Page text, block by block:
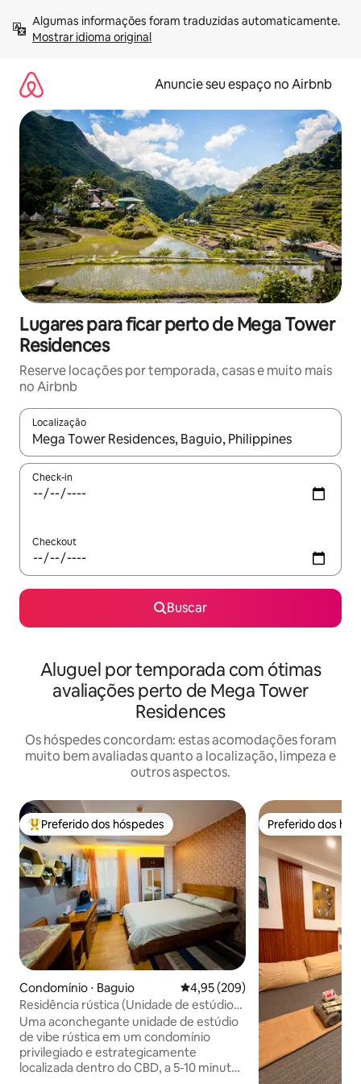
para
Mostrar idioma original
Anuncie seu espaço no Airbnb
Lugares para ficar perto de Mega Tower
Residences
Reserve locações por temporada, casas e muito mais
no Airbnb
Localização
Quando os resultados estiverem disponíveis, explore-os
Check-in
Checkout
Buscar
Aluguel por temporada com ótimas
avaliações perto de Mega Tower
Residences
Os hóspedes concordam: estas acomodações foram
muito bem avaliadas quanto a localização, limpeza e
outros aspectos.
Entre os melhores preferidos dos hóspedes
Preferido dos hóspedes
Condomínio ⋅ Baguio 4,95 de uma avaliação média de
4,95 (209)
Residência rústica (Unidade de estúdio
Megatower 3 Baguio)
Uma aconchegante unidade de estúdio
de vibe rústica em um condomínio
privilegiado e estrategicamente
localizada dentro do CBD, a 5-10 minutos
Preferido dos
Preferido dos